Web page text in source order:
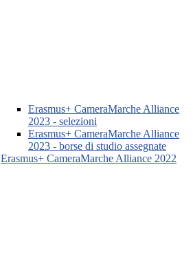
Erasmus+ CameraMarche Alliance
2023 - selezioni
Erasmus+ CameraMarche Alliance
2023 - borse di studio assegnate
Erasmus+ CameraMarche Alliance 2022